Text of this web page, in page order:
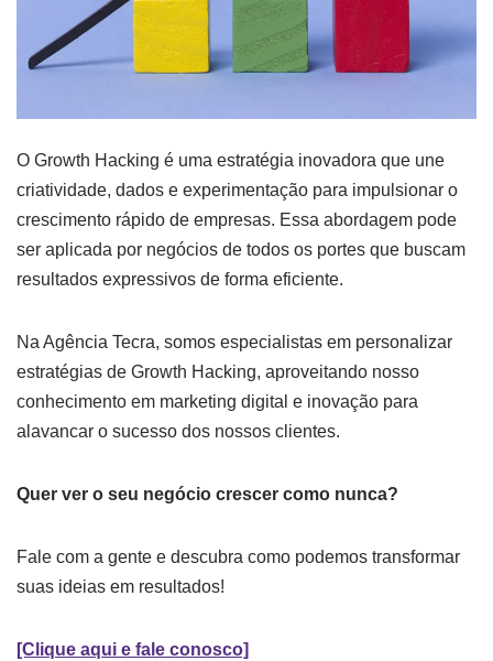
O Growth Hacking é uma estratégia inovadora que une
criatividade, dados e experimentação para impulsionar o
crescimento rápido de empresas. Essa abordagem pode
ser aplicada por negócios de todos os portes que buscam
resultados expressivos de forma eficiente.
Na Agência Tecra, somos especialistas em personalizar
estratégias de Growth Hacking, aproveitando nosso
conhecimento em marketing digital e inovação para
alavancar o sucesso dos nossos clientes.
Quer ver o seu negócio crescer como nunca?
Fale com a gente e descubra como podemos transformar
suas ideias em resultados!
[Clique aqui e fale conosco]